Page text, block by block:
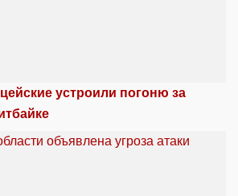
устроили погоню за